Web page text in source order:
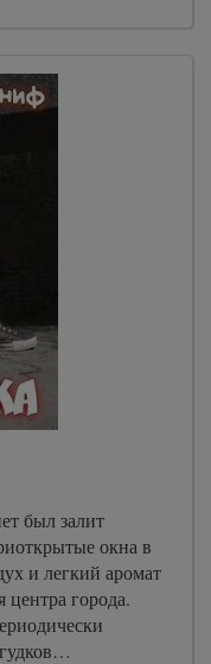
был залит
окна в
и легкий аромат
города.